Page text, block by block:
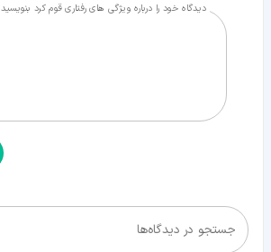
دیدگاه خود را درباره ویژگی های رفتاری قوم کرد بنویسید
جستجو در دیدگاه‌ها